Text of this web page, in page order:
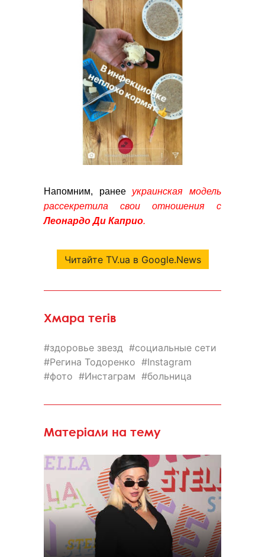
Напомним, ранее украинская модель
рассекретила свои отношения с
Леонардо Ди Каприо.
Читайте TV.ua в Google.News
Хмара тегів
здоровье звезд
социальные сети
Регина Тодоренко
Instagram
фото
Инстаграм больница
Матеріали на тему